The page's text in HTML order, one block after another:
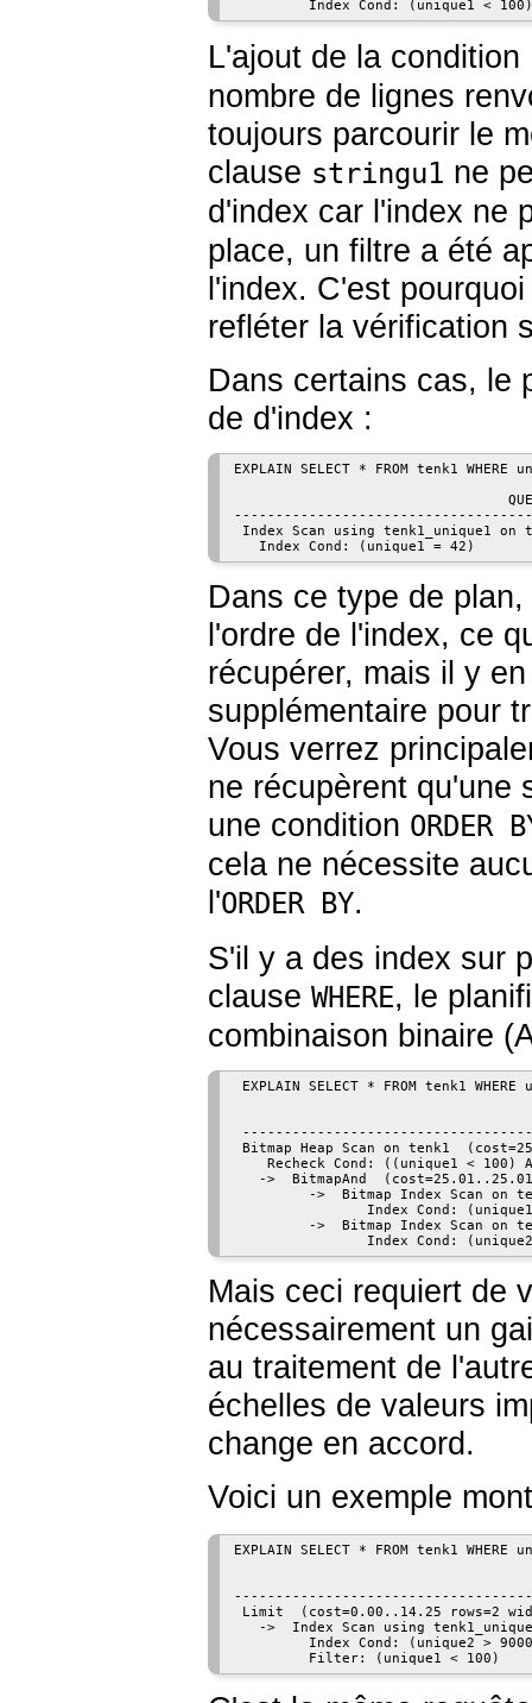
L'ajout de la condition
nombre de lignes
toujours parcourir le
clause stringu1 ne
d'index car l'index ne
place, un filtre a été
l'index. C'est
refléter la vérification
Dans certains cas, le
de d'index :
EXPLAIN SELECT * FROM tenk1 WHERE
Index Scan using tenk1_unique1
Dans ce type de
l'ordre de l'index, ce
récupérer, mais il y
supplémentaire pour
Vous verrez
ne récupèrent qu'une
une condition ORDER
cela ne nécessite
l'ORDER BY.
S'il y a des index sur
clause WHERE, le
combinaison binaire
EXPLAIN SELECT * FROM tenk1
Bitmap Heap Scan on tenk1
Recheck Cond: ((unique1 < 100)
->  BitmapAnd
->  Bitmap Index Scan on
Index Cond:
->  Bitmap Index Scan on
Mais ceci requiert de
nécessairement un
au traitement de
échelles de valeurs
change en accord.
Voici un exemple
EXPLAIN SELECT * FROM tenk1
Limit  (cost=0.00..14.25 rows=2
->  Index Scan using
Index Cond: (unique2 >